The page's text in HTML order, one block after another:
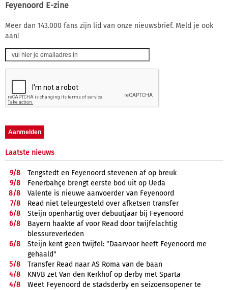
Feyenoord E-zine
Meer dan 143.000 fans zijn lid van onze nieuwsbrief. Meld je ook
aan!
Laatste nieuws
9/8
Tengstedt en Feyenoord stevenen af op breuk
9/8
Fenerbahçe brengt eerste bod uit op Ueda
8/8
Valente is nieuwe aanvoerder van Feyenoord
7/8
Read niet teleurgesteld over afketsen transfer
6/8
Steijn openhartig over debuutjaar bij Feyenoord
6/8
Bayern haakte af voor Read door twijfelachtig
blessureverleden
6/8
Steijn kent geen twijfel: "Daarvoor heeft Feyenoord me
gehaald"
5/8
Transfer Read naar AS Roma van de baan
4/8
KNVB zet Van den Kerkhof op derby met Sparta
4/8
Weet Feyenoord de stadsderby en seizoensopener te